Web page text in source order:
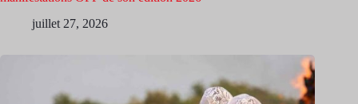
juillet 27, 2026